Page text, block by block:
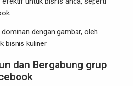
dengan gambar, oleh
bisnis kuliner
dan Bergabung grup